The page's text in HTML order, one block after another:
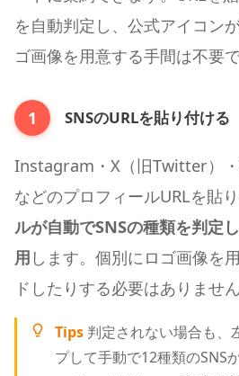
を自動判定し、公式アイコン
ゴ画像を用意する手間は不要で
1 SNSのURLを貼り付ける
Instagram・X（旧Twitter）
などのプロフィールURLを貼り
ルが自動でSNSの種類を判定
用 します。個別にロゴ画像を
ドしたりする必要はありません
Tips 判定されない場合も、
プして手動で12種類のSNS